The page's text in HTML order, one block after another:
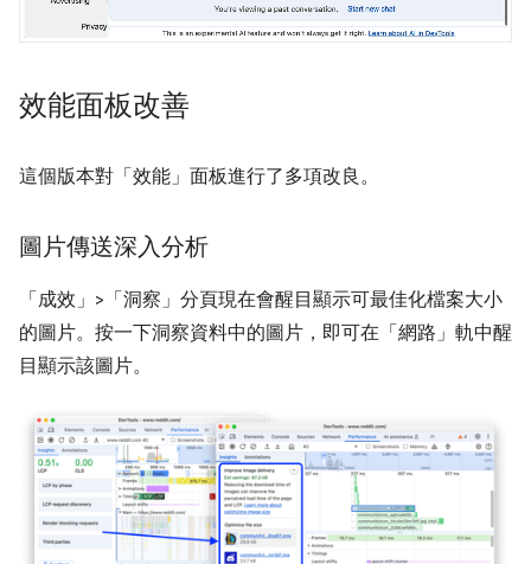
效能面板改善
這個版本對「效能」 面板進行了多項改良。
圖片傳送深入分析
「成效」>「洞察」 分頁現在會醒目顯示可最佳化檔案大小
的圖片。按一下洞察資料中的圖片，即可在「網路」 軌中醒
目顯示該圖片。